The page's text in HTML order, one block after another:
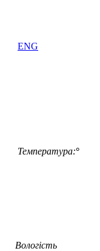
ENG
Температура:°
Вологість